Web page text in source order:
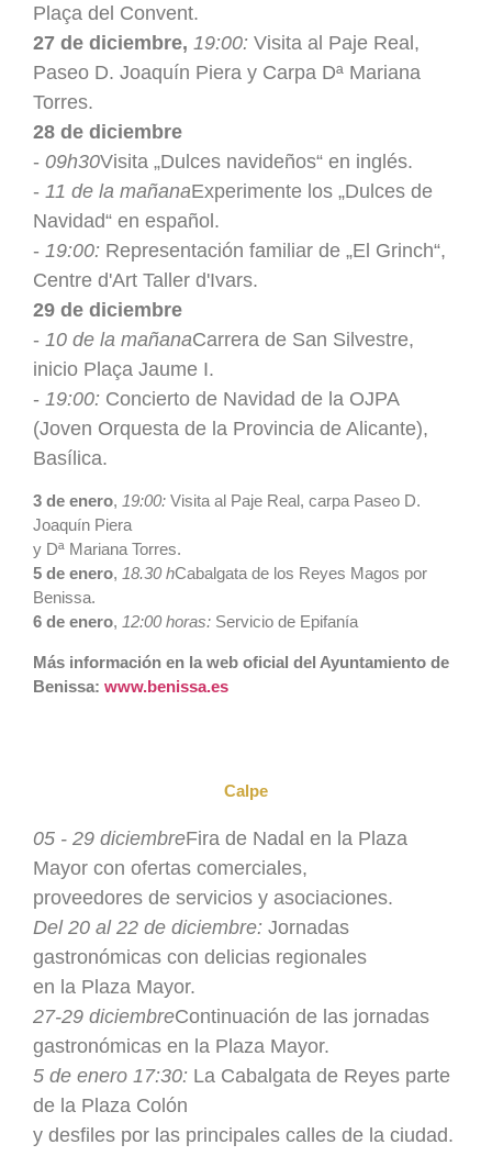
Plaça del Convent.
27 de diciembre, 19:00: Visita al Paje Real,
Paseo D. Joaquín Piera y Carpa Dª Mariana
Torres.
28 de diciembre
- 09h30Visita „Dulces navideños“ en inglés.
- 11 de la mañanaExperimente los „Dulces de
Navidad“ en español.
- 19:00: Representación familiar de „El Grinch“,
Centre d'Art Taller d'Ivars.
29 de diciembre
- 10 de la mañanaCarrera de San Silvestre,
inicio Plaça Jaume I.
- 19:00: Concierto de Navidad de la OJPA
(Joven Orquesta de la Provincia de Alicante),
Basílica.
3 de enero, 19:00: Visita al Paje Real, carpa Paseo D.
Joaquín Piera
y Dª Mariana Torres.
5 de enero, 18.30 hCabalgata de los Reyes Magos por
Benissa.
6 de enero, 12:00 horas: Servicio de Epifanía
Más información en la web oficial del Ayuntamiento de
Benissa: www.benissa.es
Calpe
05 - 29 diciembreFira de Nadal en la Plaza
Mayor con ofertas comerciales,
proveedores de servicios y asociaciones.
Del 20 al 22 de diciembre: Jornadas
gastronómicas con delicias regionales
en la Plaza Mayor.
27-29 diciembreContinuación de las jornadas
gastronómicas en la Plaza Mayor.
5 de enero 17:30: La Cabalgata de Reyes parte
de la Plaza Colón
y desfiles por las principales calles de la ciudad.